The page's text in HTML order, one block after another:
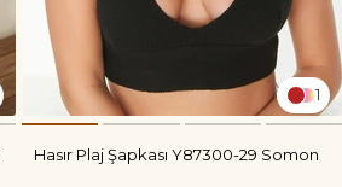
1
Hasır Plaj Şapkası Y87300-29 Somon